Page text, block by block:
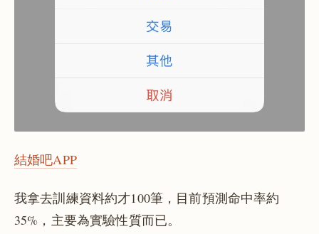
結婚吧APP
我拿去訓練資料約才100筆，目前預測命中率約
35%，主要為實驗性質而已。